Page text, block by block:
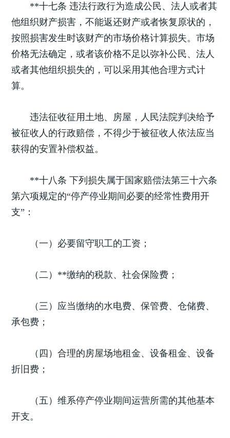
**十七条 违法行政行为造成公民、法人或者其
他组织财产损害，不能返还财产或者恢复原状的，
按照损害发生时该财产的市场价格计算损失。市场
价格无法确定，或者该价格不足以弥补公民、法人
或者其他组织损失的，可以采用其他合理方式计
算。
违法征收征用土地、房屋，人民法院判决给予
被征收人的行政赔偿，不得少于被征收人依法应当
获得的安置补偿权益。
**十八条 下列损失属于国家赔偿法第三十六条
第六项规定的“停产停业期间必要的经常性费用开
支”：
（一）必要留守职工的工资；
（二）**缴纳的税款、社会保险费；
（三）应当缴纳的水电费、保管费、仓储费、
承包费；
（四）合理的房屋场地租金、设备租金、设备
折旧费；
（五）维系停产停业期间运营所需的其他基本
开支。